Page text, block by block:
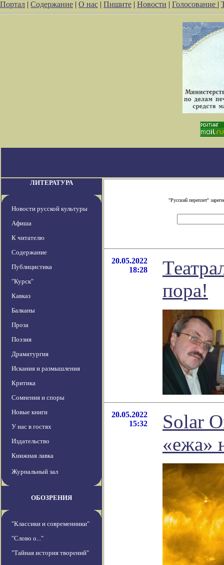
Портал | Содержание | О нас | Пишите | Новости | Голосование |
ЛИТЕРАТУРА
Новости русской культуры
Афиша
К читателю
Содержание
Публицистика
"Курск"
Кавказ
Балканы
Проза
Поэзия
Драматургия
Искания и размышления
Критика
Сомнения и споры
Новые книги
У нас в гостях
Издательство
Книжная лавка
Журнальный зал
ОБОЗРЕНИЯ
"Классики и современники"
"Слово о..."
"Тайная история творений"
"Русский переплет"
20.05.2022
18:28
пора!
20.05.2022
15:32
Solar
«ежа»